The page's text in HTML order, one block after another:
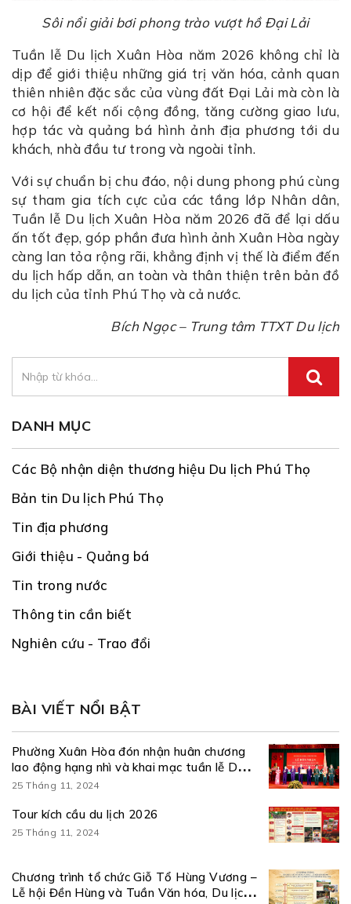
Sôi nổi giải bơi phong trào vượt hồ Đại Lải
Tuần lễ Du lịch Xuân Hòa năm 2026 không chỉ là
dịp để giới thiệu những giá trị văn hóa, cảnh quan
thiên nhiên đặc sắc của vùng đất Đại Lải mà còn là
cơ hội để kết nối cộng đồng, tăng cường giao lưu,
hợp tác và quảng bá hình ảnh địa phương tới du
khách, nhà đầu tư trong và ngoài tỉnh.
Với sự chuẩn bị chu đáo, nội dung phong phú cùng
sự tham gia tích cực của các tầng lớp Nhân dân,
Tuần lễ Du lịch Xuân Hòa năm 2026 đã để lại dấu
ấn tốt đẹp, góp phần đưa hình ảnh Xuân Hòa ngày
càng lan tỏa rộng rãi, khẳng định vị thế là điểm đến
du lịch hấp dẫn, an toàn và thân thiện trên bản đồ
du lịch của tỉnh Phú Thọ và cả nước.
Bích Ngọc – Trung tâm TTXT Du lịch
DANH MỤC
Các Bộ nhận diện thương hiệu Du lịch Phú Thọ
Bản tin Du lịch Phú Thọ
Tin địa phương
Giới thiệu - Quảng bá
Tin trong nước
Thông tin cần biết
Nghiên cứu - Trao đổi
BÀI VIẾT NỔI BẬT
Phường Xuân Hòa đón nhận huân chương
lao động hạng nhì và khai mạc tuần lễ Du
lịch năm 2026
25 Tháng 11, 2024
Tour kích cầu du lịch 2026
25 Tháng 11, 2024
Chương trình tổ chức Giỗ Tổ Hùng Vương –
Lễ hội Đền Hùng và Tuần Văn hóa, Du lịch